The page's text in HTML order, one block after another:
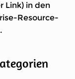
Link) in den
Resource-